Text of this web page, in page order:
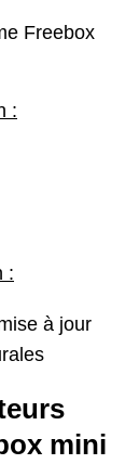
Freebox
:
:
à jour
mini